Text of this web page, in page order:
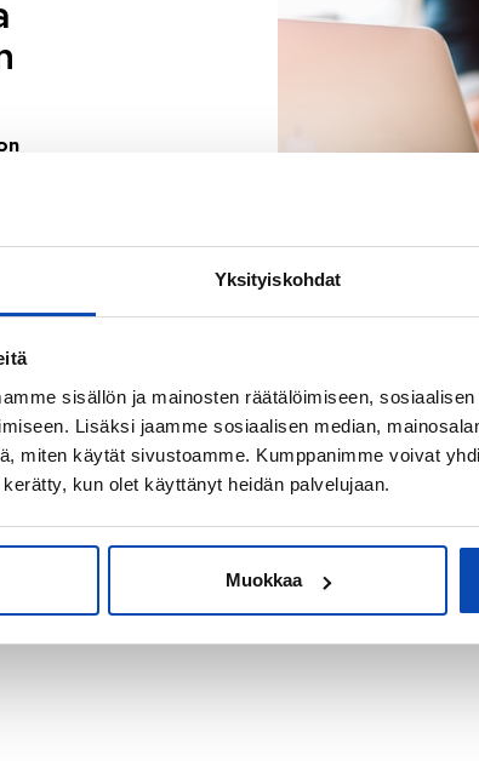
Yksityiskohdat
sisällön ja mainosten räätälöimiseen,
Lisäksi jaamme sosiaalisen median,
miten käytät sivustoamme. Kumppanimme voivat
kun olet käyttänyt heidän palvelujaan.
Muokkaa
sinulle
sen
sijoitus-